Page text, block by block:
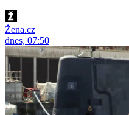
Žena.cz
dnes, 07:50